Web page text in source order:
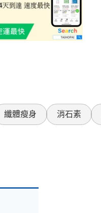
纖體瘦身 消石素